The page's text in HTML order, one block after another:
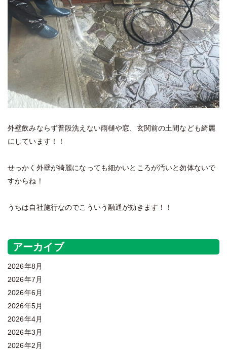
外壁飲みならず普段洗えない雨樋や窓、玄関前の土間なども綺麗
にしています！！
せっかく外壁が綺麗になっても細かいところが汚いと勿体ないで
すからね！
うちは自社施行なのでこういう融通が効きます！！
アーカイブ
2026年8月
2026年7月
2026年6月
2026年5月
2026年4月
2026年3月
2026年2月